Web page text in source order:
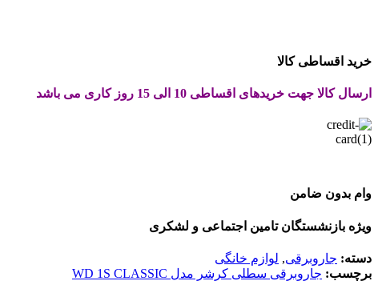
خرید اقساطی کالا
ارسال کالا جهت خریدهای اقساطی 10 الی 15 روز کاری می باشد
وام بدون ضامن
ویژه بازنشستگان تامین اجتماعی و لشکری
دسته: جاروبرقی, لوازم خانگی
برچسب: جاروبرقی سطلی کرشر مدل WD 1S CLASSIC